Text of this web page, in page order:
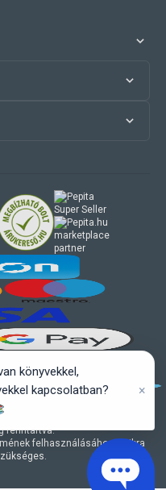
fenntartva.
felhasználásához a Libra
marketplace
partner
könyvekkel,
kapcsolatban?
×